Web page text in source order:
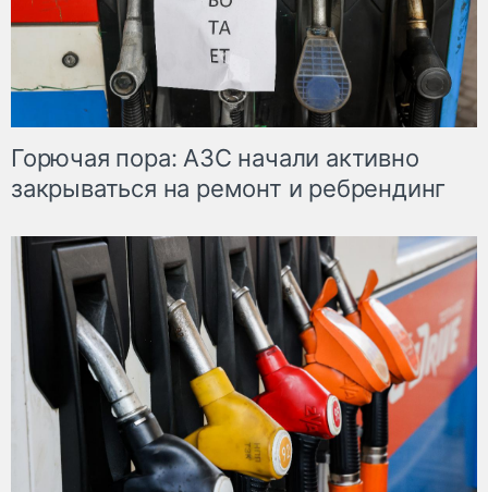
Горючая пора: АЗС начали активно
закрываться на ремонт и ребрендинг